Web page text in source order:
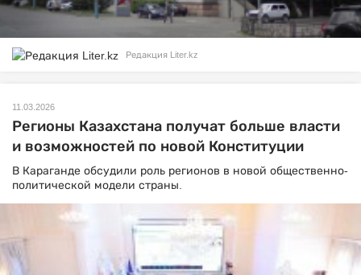
Редакция Liter.kz
11.03.2026
Регионы Казахстана получат больше власти
и возможностей по новой Конституции
В Караганде обсудили роль регионов в новой общественно-
политической модели страны.